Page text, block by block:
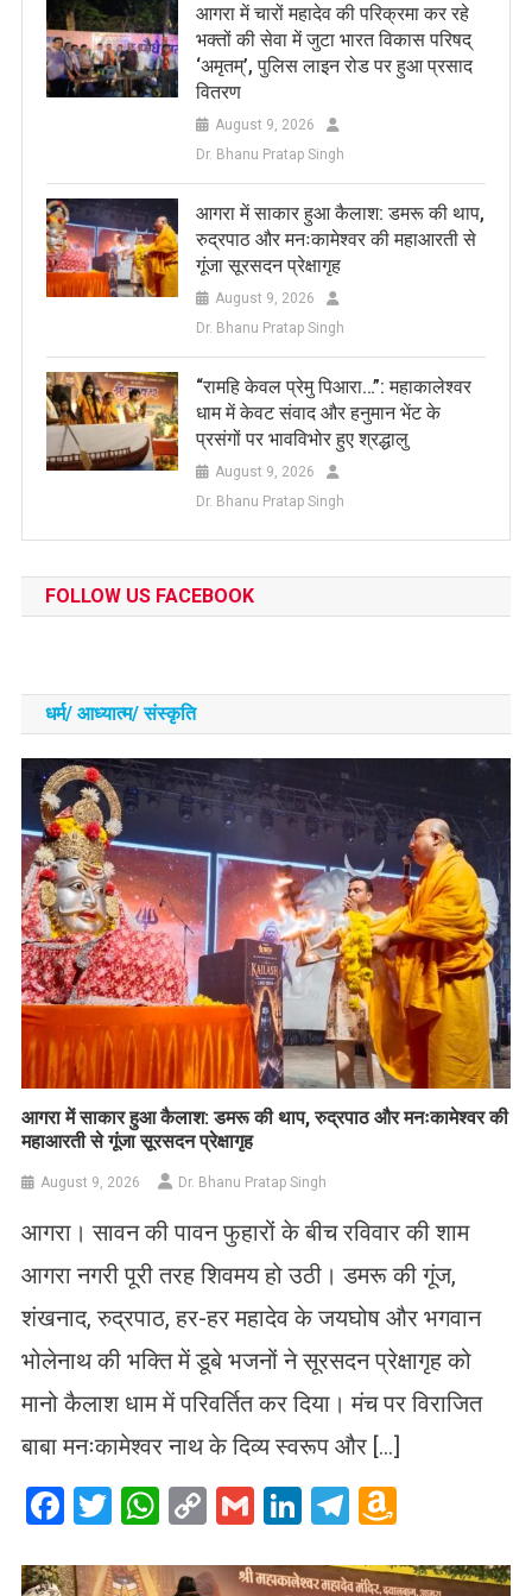
आगरा में चारों महादेव की परिक्रमा कर रहे
भक्तों की सेवा में जुटा भारत विकास परिषद्
‘अमृतम्’, पुलिस लाइन रोड पर हुआ प्रसाद
वितरण
August 9, 2026
Dr. Bhanu Pratap Singh
आगरा में साकार हुआ कैलाश: डमरू की थाप,
रुद्रपाठ और मनःकामेश्वर की महाआरती से
गूंजा सूरसदन प्रेक्षागृह
August 9, 2026
Dr. Bhanu Pratap Singh
​“रामहि केवल प्रेमु पिआरा…”: महाकालेश्वर
धाम में केवट संवाद और हनुमान भेंट के
प्रसंगों पर भावविभोर हुए श्रद्धालु
August 9, 2026
Dr. Bhanu Pratap Singh
FOLLOW US FACEBOOK
धर्म/ आध्‍यात्‍म/ संस्‍कृति
आगरा में साकार हुआ कैलाश: डमरू की थाप, रुद्रपाठ और मनःकामेश्वर की
महाआरती से गूंजा सूरसदन प्रेक्षागृह
August 9, 2026 Dr. Bhanu Pratap Singh
आगरा। सावन की पावन फुहारों के बीच रविवार की शाम
आगरा नगरी पूरी तरह शिवमय हो उठी। डमरू की गूंज,
शंखनाद, रुद्रपाठ, हर-हर महादेव के जयघोष और भगवान
भोलेनाथ की भक्ति में डूबे भजनों ने सूरसदन प्रेक्षागृह को
मानो कैलाश धाम में परिवर्तित कर दिया। मंच पर विराजित
बाबा मनःकामेश्वर नाथ के दिव्य स्वरूप और […]
Facebook
Twitter
WhatsApp
CopyGmailLinkedIn
Telegram
List